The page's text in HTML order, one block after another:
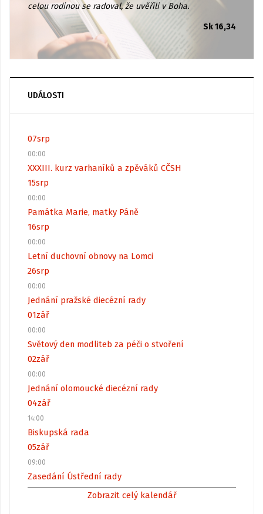
celou rodinou se radoval, že uvěřili v Boha.
Sk 16,34
UDÁLOSTI
07srp
00:00
XXXIII. kurz varhaníků a zpěváků CČSH
15srp
00:00
Památka Marie, matky Páně
16srp
00:00
Letní duchovní obnovy na Lomci
26srp
00:00
Jednání pražské diecézní rady
01zář
00:00
Světový den modliteb za péči o stvoření
02zář
00:00
Jednání olomoucké diecézní rady
04zář
14:00
Biskupská rada
05zář
09:00
Zasedání Ústřední rady
Zobrazit celý kalendář